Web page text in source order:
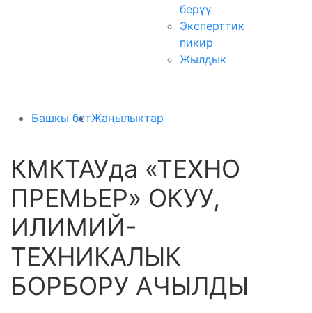
берүү
Эксперттик
пикир
Жылдык
Башкы бетЖаңылыктар
КМКТАУда «ТЕХНО
ПРЕМЬЕР» ОКУУ,
ИЛИМИЙ-
ТЕХНИКАЛЫК
БОРБОРУ АЧЫЛДЫ